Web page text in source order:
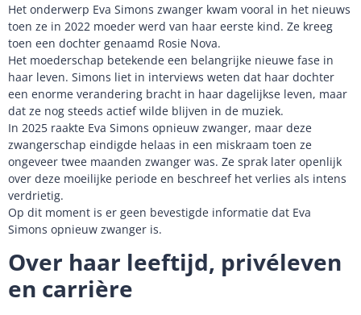
Het onderwerp Eva Simons zwanger kwam vooral in het nieuws
toen ze in 2022 moeder werd van haar eerste kind. Ze kreeg
toen een dochter genaamd Rosie Nova.
Het moederschap betekende een belangrijke nieuwe fase in
haar leven. Simons liet in interviews weten dat haar dochter
een enorme verandering bracht in haar dagelijkse leven, maar
dat ze nog steeds actief wilde blijven in de muziek.
In 2025 raakte Eva Simons opnieuw zwanger, maar deze
zwangerschap eindigde helaas in een miskraam toen ze
ongeveer twee maanden zwanger was. Ze sprak later openlijk
over deze moeilijke periode en beschreef het verlies als intens
verdrietig.
Op dit moment is er geen bevestigde informatie dat Eva
Simons opnieuw zwanger is.
Over haar leeftijd, privéleven
en carrière